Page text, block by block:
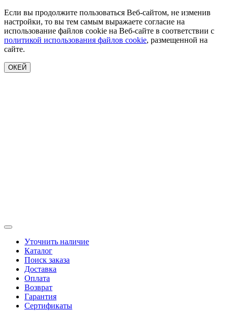
Если вы продолжите пользоваться Веб-сайтом, не изменив
настройки, то вы тем самым выражаете согласие на
использование файлов cookie на Веб-сайте в соответствии с
политикой использования файлов cookie, размещенной на
сайте.
ОКЕЙ
Уточнить наличие
Каталог
Поиск заказа
Доставка
Оплата
Возврат
Гарантия
Сертификаты